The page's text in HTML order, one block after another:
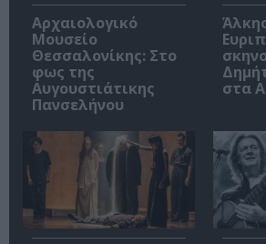
Αρχαιολογικό
Μουσείο
Θεσσαλονίκης: Στο
φως της
Αυγουστιάτικης
Πανσελήνου
στα